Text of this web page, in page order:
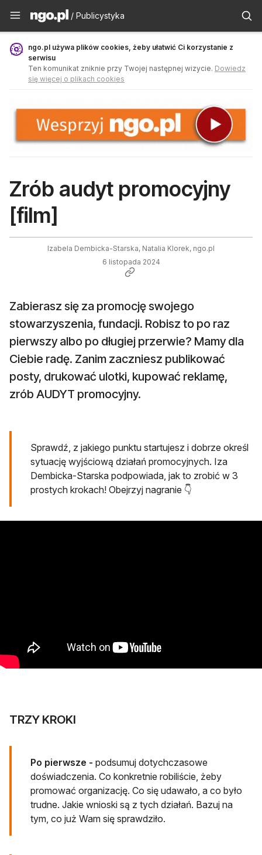
Publicystyka - ngo.pl
/ Publicystyka
ngo.pl używa plików cookies, żeby ułatwić Ci korzystanie z
serwisu
Ten komunikat zniknie przy Twojej następnej wizycie. Dowiedz
się więcej o plikach cookies
Zrób audyt promocyjny
[film]
Izabela Dembicka-Starska, Natalia Klorek, ngo.pl
6 listopada 2024
Zabierasz się za promocję swojego
stowarzyszenia, fundacji. Robisz to po raz
pierwszy albo po długiej przerwie? Mamy dla
Ciebie radę. Zanim zaczniesz publikować
posty, drukować ulotki, kupować reklamę,
zrób AUDYT promocyjny.
Sprawdź, z jakiego punktu startujesz i dobrze określ
sytuację wyjściową działań promocyjnych. Iza
Dembicka-Starska podpowiada, jak to zrobić w 3
prostych krokach! Obejrzyj nagranie 👇
TRZY KROKI
Po pierwsze - podsumuj dotychczasowe
doświadczenia. Co konkretnie robiliście, żeby
promować organizację. Co się udawało, a co było
trudne. Jakie wnioski są z tych działań. Bazuj na
tym, co już Wam się sprawdziło.